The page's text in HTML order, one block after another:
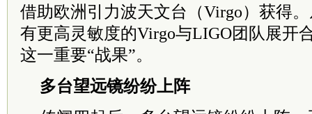
借助欧洲引力波天文台（Virgo）获得
有更高灵敏度的Virgo与LIGO团队展开
这一重要“战果”。
多台望远镜纷纷上阵